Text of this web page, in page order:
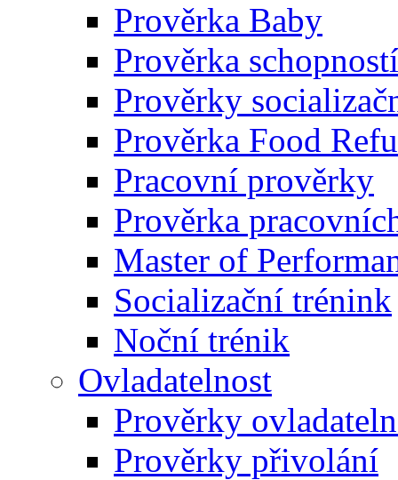
Prověrka Baby
Prověrka
Prověrky
Prověrka Food
Pracovní prověrky
Prověrka
Master of
Socializační trénink
Noční trénik
Ovladatelnost
Prověrky
Prověrky přivolání